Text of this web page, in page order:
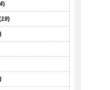
)
19)
)
)